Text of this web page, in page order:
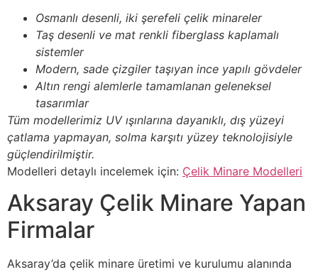
Osmanlı desenli, iki şerefeli çelik minareler
Taş desenli ve mat renkli fiberglass kaplamalı
sistemler
Modern, sade çizgiler taşıyan ince yapılı gövdeler
Altın rengi alemlerle tamamlanan geleneksel
tasarımlar
Tüm modellerimiz UV ışınlarına dayanıklı, dış yüzeyi
çatlama yapmayan, solma karşıtı yüzey teknolojisiyle
güçlendirilmiştir.
Modelleri detaylı incelemek için: Çelik Minare Modelleri
Aksaray Çelik Minare Yapan
Firmalar
Aksaray’da çelik minare üretimi ve kurulumu alanında